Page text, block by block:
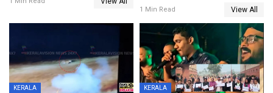
രക്ഷപ്പെട്ടത് തലനാരിടയ്ക്ക്
1 Min Read View All
KERALA KERALA